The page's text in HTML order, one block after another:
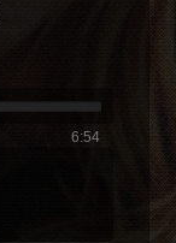
6:54